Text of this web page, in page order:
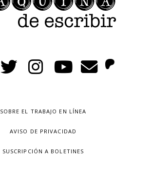
SOBRE EL TRABAJO EN LÍNEA
AVISO DE PRIVACIDAD
SUSCRIPCIÓN A BOLETINES